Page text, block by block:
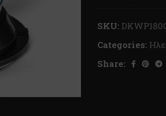
SKU:
Categories:
Share: